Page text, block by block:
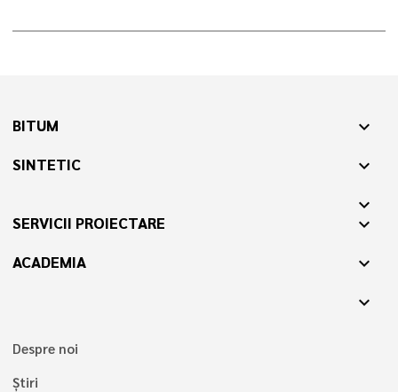
BITUM expand_more
SINTETIC
expand_more
expand_more
SERVICII PROIECTARE expand_more
ACADEMIA
expand_more
expand_more
Despre noi
Știri